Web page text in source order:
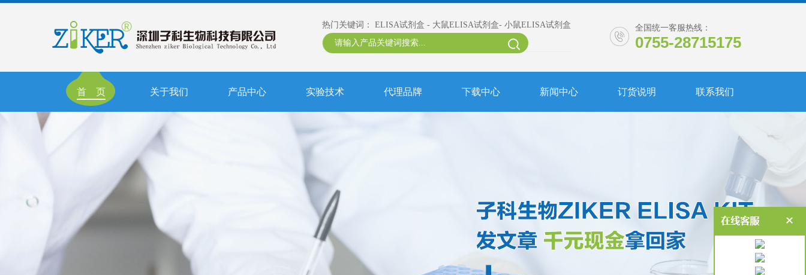
热门关键词： ELISA试剂盒 - 大鼠ELISA试剂盒- 小鼠ELISA试剂盒 全国统一客服热线：
0755-28715175
首 页 关于我们 产品中心 实验技术 代理品牌 下载中心 新闻中心 订货说明 联系我们